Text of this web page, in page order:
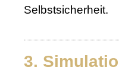
Selbstsicherheit.
3.